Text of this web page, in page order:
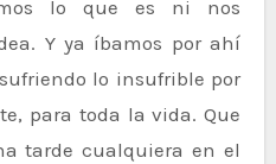
lo que es ni nos
Y ya íbamos por ahí
lo insufrible por
para toda la vida. Que
tarde cualquiera en el